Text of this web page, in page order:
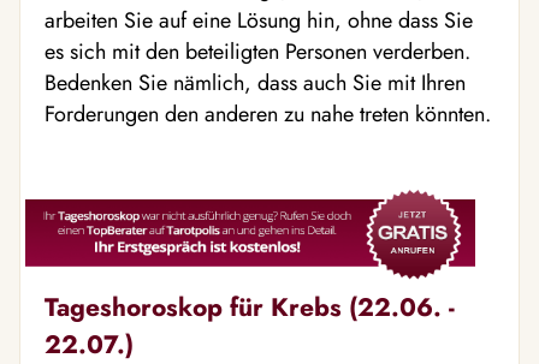
arbeiten Sie auf eine Lösung hin, ohne dass Sie
es sich mit den beteiligten Personen verderben.
Bedenken Sie nämlich, dass auch Sie mit Ihren
Forderungen den anderen zu nahe treten könnten.
Tageshoroskop für Krebs (22.06. -
22.07.)